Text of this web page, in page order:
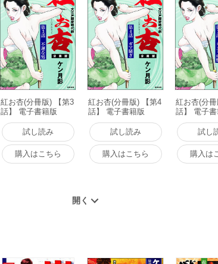
紅お杏(分冊版) 【第3
話】 電子書籍版
試し読み
購入はこちら
紅お杏(分冊版) 【第4
話】 電子書籍版
試し読み
購入はこちら
紅お杏(分
話】 電子
試し
購入は